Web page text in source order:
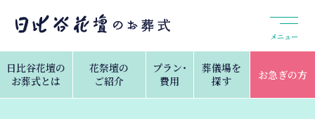
メニュー
日比谷花壇の
お葬式とは
花祭壇の
ご紹介
プラン・
費用
葬儀場を
探す
お急ぎの方